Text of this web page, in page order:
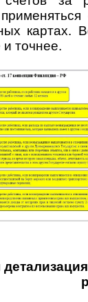
картах.
точнее.